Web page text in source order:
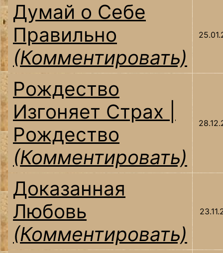
Думай о Себе
Правильно
(Комментировать)
Рождество
Изгоняет Страх |
Рождество
(Комментировать)
Доказанная
Любовь
(Комментировать)